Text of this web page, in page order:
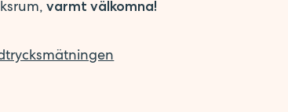
varmt välkomna!